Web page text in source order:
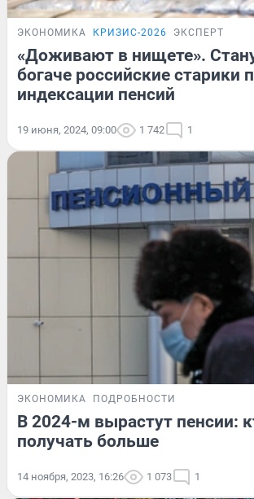
ЭКОНОМИКА КРИЗИС-2026 ЭКСПЕРТ
«Доживают в нищете».
богаче российские старики
индексации пенсий
19 июня, 2024, 09:00 1 742 1
ЭКОНОМИКА ПОДРОБНОСТИ
В 2024-м вырастут пенсии:
получать больше
14 ноября, 2023, 16:26 1 073 1